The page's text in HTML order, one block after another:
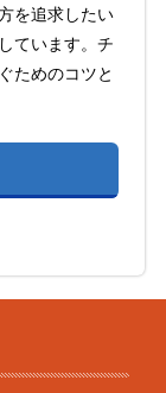
を追求したい
ています。チ
ためのコツと